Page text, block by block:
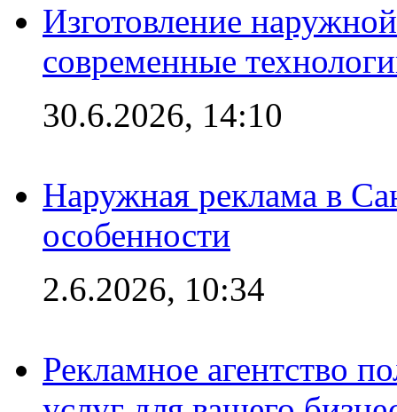
Изготовление
современные
30.6.2026, 14:10
Наружная реклама в
особенности
2.6.2026, 10:34
Рекламное агентство